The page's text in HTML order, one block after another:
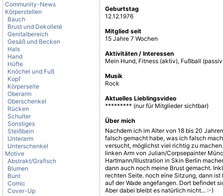
Community-News
Körperstellen
Bauch
Brust und Dekolleté
Genitalbereich
Gesäß und Becken
Hals
Hand
Hüfte
Knöchel und Fuß
Kopf
Körperseite
Oberarm
Oberschenkel
Rücken
Schulter
Sonstiges
Steißbein
Unterarm
Unterschenkel
Motive
Abstrakt/Grafisch
Blumen
Bunt
Comic
Cover-Up
Geburtstag
12.12.1976
Mitglied seit
15 Jahre 7 Wochen
Aktivitäten / Interessen
Mein Hund, Fitness (aktiv), Fußball
Musik
Rock
Aktuelles Lieblingsvideo
********* (nur für Mitglieder sichtbar)
Über mich
Nachdem ich im Alter von 18 bis 20
falsch gemacht habe, was ich falsch
versucht, möglichst viel richtig zu
linken Arm von Julian/Corpsepainter
Hartmann/Illustration in Skin Berlin
dann auch noch meine Brust gemacht.
rechten Seite. noch eine Sitzung, dann
auf der Wade angefangen. Dort befindet
Aber dabei bleibt es natürlich nicht... :-)